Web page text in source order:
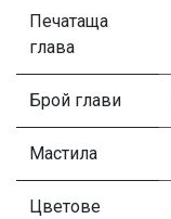
Печатаща
глава
Брой глави
Мастила
Цветове